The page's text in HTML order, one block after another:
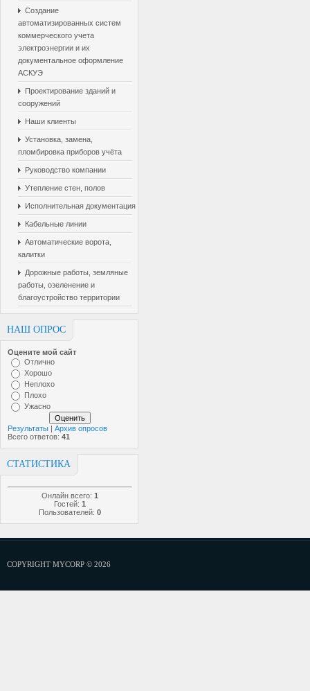
Создание
автоматизированных систем
коммерческого учета
электроэнергии и их
документальное оформление
АСКУЭ
Проектирование зданий и
сооружений
Наши клиенты
Установка, замена,
пломбировка приборов учёта
Руководство компании
Утепление стен, полов
Исполнительная документация
Кабельные линии
Автоматические ворота,
калитки
Дорожные работы, земляные
работы, озеленение и
благоустройство территории
НАШ ОПРОС
Оцените мой сайт
Отлично
Хорошо
Неплохо
Плохо
Ужасно
Результаты | Архив опросов
Всего ответов: 41
СТАТИСТИКА
Онлайн всего: 1
Гостей: 1
Пользователей: 0
COPYRIGHT MYCORP © 2026